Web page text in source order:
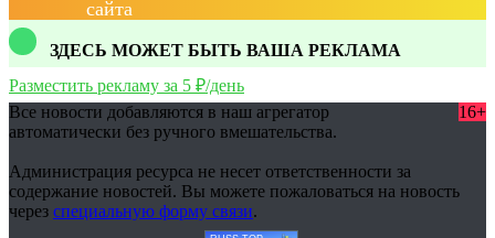
сайта
ЗДЕСЬ МОЖЕТ БЫТЬ ВАША РЕКЛАМА
Разместить рекламу за 5 ₽/день
Все новости добавляются в наш агрегатор
автоматически без ручного вмешательства.
16+
Администрация ресурса не несет ответственности за
содержание новостей. Вы можете пожаловаться на новость
через специальную форму связи.